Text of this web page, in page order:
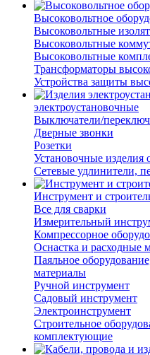
Высоковольтное
Высоковольтные
Высоковольтные
Высоковольтные
Трансформаторы
Устройства защиты
электроустановочные
Выключатели/
Дверные звонки
Розетки
Установочные изделия
Сетевые удлинители,
Инструмент и
Все для сварки
Измерительный
Компрессорное
Оснастка и расходные
Паяльное
материалы
Ручной инструмент
Садовый инструмент
Электроинструмент
Строительное
комплектующие